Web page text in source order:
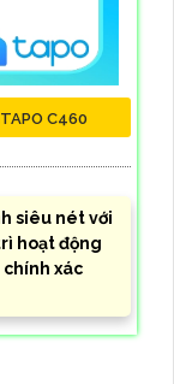
C460
siêu nét với
hoạt động
chính xác